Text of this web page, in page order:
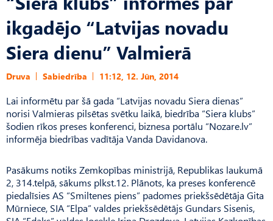
ikgadējo “Latvijas novadu
Siera dienu” Valmierā
Druva Sabiedrība 11:12, 12. Jūn, 2014
Lai informētu par šā gada “Latvijas novadu Siera dienas”
norisi Valmieras pilsētas svētku laikā, biedrība “Siera klubs”
šodien rīkos preses konferenci, biznesa portālu “Nozare.lv”
informēja biedrības vadītāja Vanda Davidanova.
Pasākums notiks Zemkopības ministrijā, Republikas laukumā
2, 314.telpā, sākums plkst.12. Plānots, ka preses konferencē
piedalīsies AS “Smiltenes piens” padomes priekšsēdētāja Gita
Mūrniece, SIA “Elpa” valdes priekšsēdētājs Gundars Sisenis,